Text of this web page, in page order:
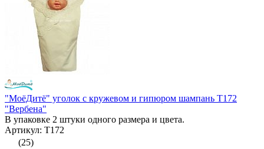
"МоёДитё" уголок с кружевом и гипюром шампань Т172
"Вербена"
В упаковке 2 штуки одного размера и цвета.
Артикул: Т172
(25)